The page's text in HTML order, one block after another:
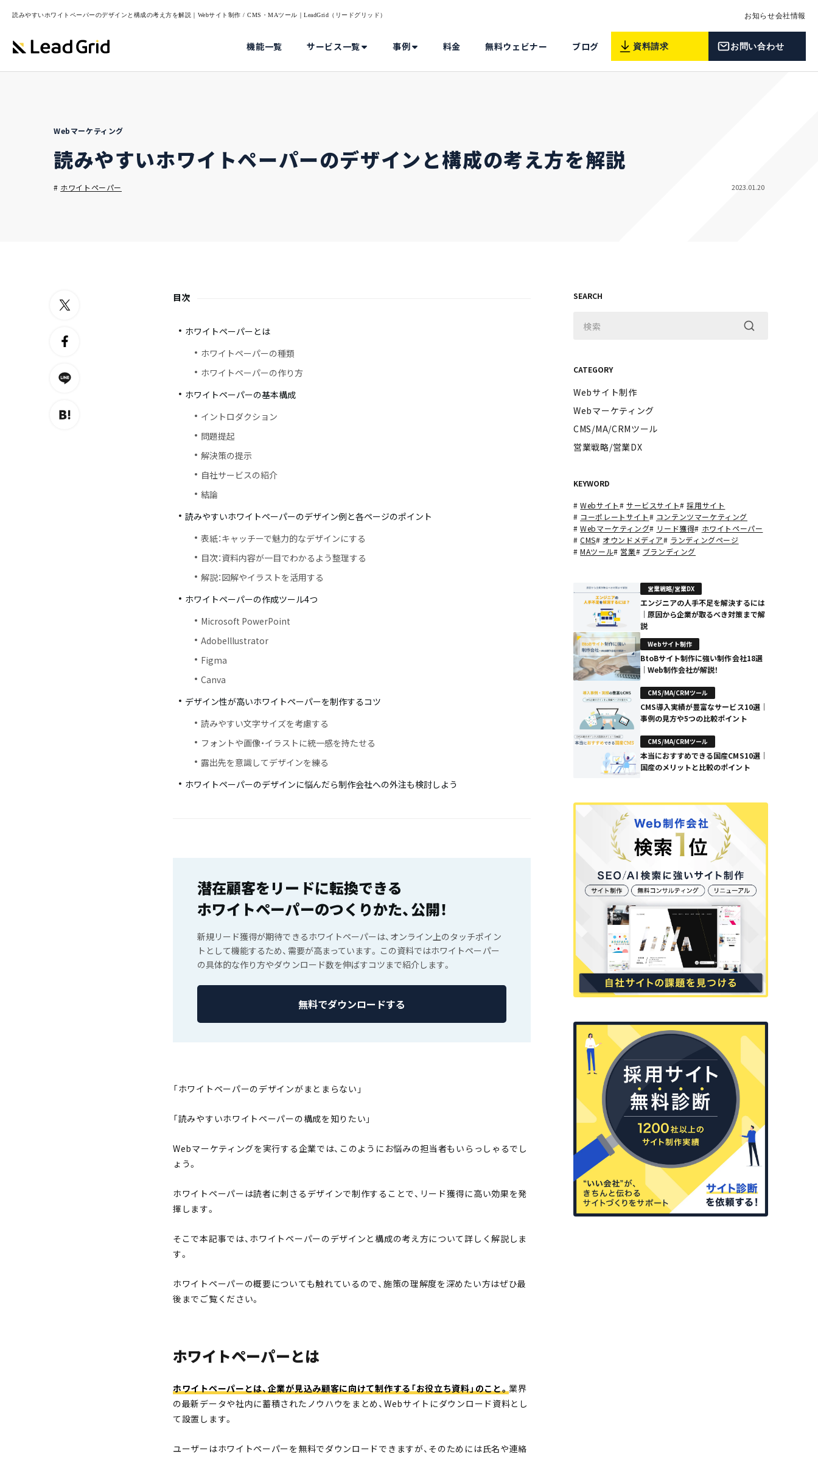
読みやすいホワイトペーパーのデザインと構成の考え方を解説｜Webサイト制作 / CMS・MAツール｜LeadGrid（リードグリッド） お知らせ会社情報
機能一覧 サービス一覧 事例 料金 無料ウェビナー ブログ 資料請求 お問い合わせ
Webマーケティング
読みやすいホワイトペーパーのデザインと構成の考え方を解説
# ホワイトペーパー 2023.01.20
目次
ホワイトペーパーとは
ホワイトペーパーの種類
ホワイトペーパーの作り方
ホワイトペーパーの基本構成
イントロダクション
問題提起
解決策の提示
自社サービスの紹介
結論
読みやすいホワイトペーパーのデザイン例と各ページのポイント
表紙：キャッチーで魅力的なデザインにする
目次：資料内容が一目でわかるよう整理する
解説：図解やイラストを活用する
ホワイトペーパーの作成ツール4つ
Microsoft PowerPoint
AdobeIllustrator
Figma
Canva
デザイン性が高いホワイトペーパーを制作するコツ
読みやすい文字サイズを考慮する
フォントや画像・イラストに統一感を持たせる
露出先を意識してデザインを練る
ホワイトペーパーのデザインに悩んだら制作会社への外注も検討しよう
潜在顧客をリードに転換できる
ホワイトペーパーのつくりかた、公開！
新規リード獲得が期待できるホワイトペーパーは、オンライン上のタッチポイン
トとして機能するため、需要が高まっています。 この資料ではホワイトペーパー
の具体的な作り方やダウンロード数を伸ばすコツまで紹介します。
無料でダウンロードする
「ホワイトペーパーのデザインがまとまらない」
「読みやすいホワイトペーパーの構成を知りたい」
Webマーケティングを実行する企業では、このようにお悩みの担当者もいらっしゃるでし
ょう。
ホワイトペーパーは読者に刺さるデザインで制作することで、リード獲得に高い効果を発
揮します。
そこで本記事では、ホワイトペーパーのデザインと構成の考え方について詳しく解説しま
す。
ホワイトペーパーの概要についても触れているので、施策の理解度を深めたい方はぜひ最
後までご覧ください。
ホワイトペーパーとは
ホワイトペーパーとは、企業が見込み顧客に向けて制作する「お役立ち資料」のこと。業界
の最新データや社内に蓄積されたノウハウをまとめ、Webサイトにダウンロード資料とし
て設置します。
ユーザーはホワイトペーパーを無料でダウンロードできますが、そのためには氏名や連絡
SEARCH
CATEGORY
Webサイト制作
Webマーケティング
CMS/MA/CRMツール
営業戦略/営業DX
KEYWORD
#Webサイト#サービスサイト#採用サイト
# コーポレートサイト# コンテンツマーケティング
#Webマーケティング# リード獲得# ホワイトペーパー
#CMS# オウンドメディア# ランディングページ
#MAツール# 営業# ブランディング
営業戦略/営業DX
エンジニアの人手不足を解決するには
｜原因から企業が取るべき対策まで解
説
Webサイト制作
BtoBサイト制作に強い制作会社18選
｜Web制作会社が解説！
CMS/MA/CRMツール
CMS導入実績が豊富なサービス10選｜
事例の見方や5つの比較ポイント
CMS/MA/CRMツール
本当におすすめできる国産CMS10選｜
国産のメリットと比較のポイント